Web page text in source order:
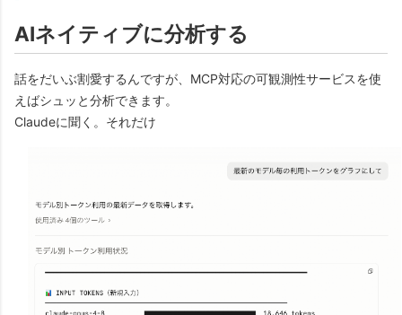
AIネイティブに分析する
話をだいぶ割愛するんですが、MCP対応の可観測性サービスを使
えばシュッと分析できます。
Claudeに聞く。それだけ